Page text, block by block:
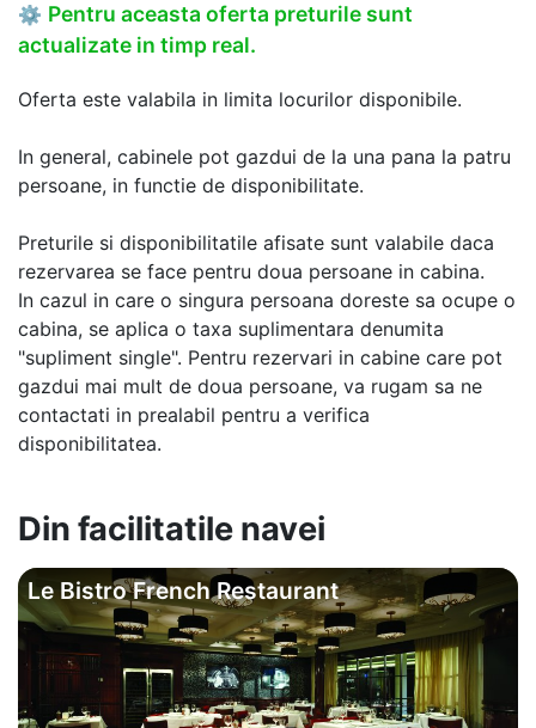
⚙ Pentru aceasta oferta preturile sunt
actualizate in timp real.
Oferta este valabila in limita locurilor disponibile.
In general, cabinele pot gazdui de la una pana la patru
persoane, in functie de disponibilitate.
Preturile si disponibilitatile afisate sunt valabile daca
rezervarea se face pentru doua persoane in cabina.
In cazul in care o singura persoana doreste sa ocupe o
cabina, se aplica o taxa suplimentara denumita
"supliment single". Pentru rezervari in cabine care pot
gazdui mai mult de doua persoane, va rugam sa ne
contactati in prealabil pentru a verifica
disponibilitatea.
Din facilitatile navei
Le Bistro French Restaurant